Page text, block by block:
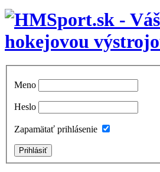
Meno
Heslo
Zapamätať prihlásenie